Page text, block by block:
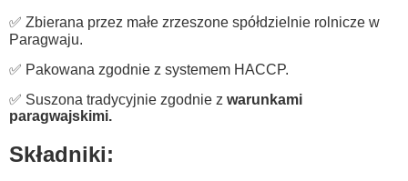
✅ Zbierana przez małe zrzeszone spółdzielnie rolnicze w
Paragwaju.
✅ Pakowana zgodnie z systemem HACCP.
✅ Suszona tradycyjnie zgodnie z warunkami
paragwajskimi.
Składniki: